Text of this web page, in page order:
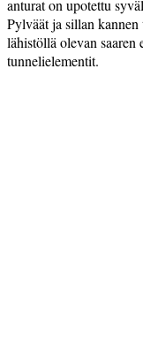
anturat on upotettu
Pylväät ja sillan kannen
lähistöllä olevan saaren
tunnelielementit.